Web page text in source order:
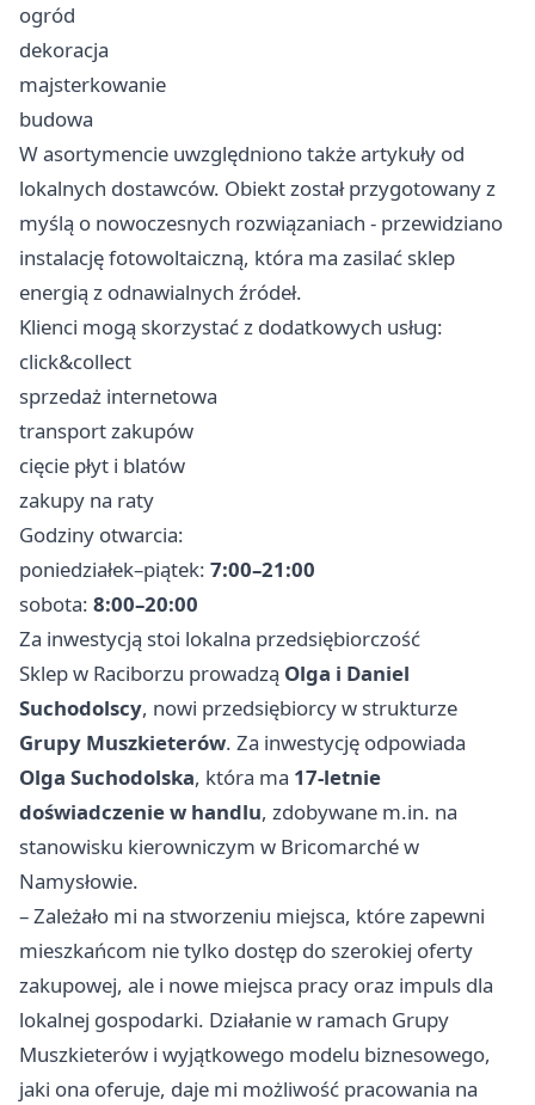
ogród
dekoracja
majsterkowanie
budowa
W asortymencie uwzględniono także artykuły od
lokalnych dostawców. Obiekt został przygotowany z
myślą o nowoczesnych rozwiązaniach - przewidziano
instalację fotowoltaiczną, która ma zasilać sklep
energią z odnawialnych źródeł.
Klienci mogą skorzystać z dodatkowych usług:
click&collect
sprzedaż internetowa
transport zakupów
cięcie płyt i blatów
zakupy na raty
Godziny otwarcia:
poniedziałek–piątek: 7:00–21:00
sobota: 8:00–20:00
Za inwestycją stoi lokalna przedsiębiorczość
Sklep w Raciborzu prowadzą Olga i Daniel
Suchodolscy, nowi przedsiębiorcy w strukturze
Grupy Muszkieterów. Za inwestycję odpowiada
Olga Suchodolska, która ma 17-letnie
doświadczenie w handlu, zdobywane m.in. na
stanowisku kierowniczym w Bricomarché w
Namysłowie.
– Zależało mi na stworzeniu miejsca, które zapewni
mieszkańcom nie tylko dostęp do szerokiej oferty
zakupowej, ale i nowe miejsca pracy oraz impuls dla
lokalnej gospodarki. Działanie w ramach Grupy
Muszkieterów i wyjątkowego modelu biznesowego,
jaki ona oferuje, daje mi możliwość pracowania na